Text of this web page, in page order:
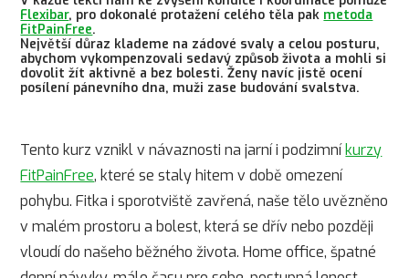
Flexibar, pro dokonalé protažení celého těla pak metoda
FitPainFree.
Největší důraz klademe na zádové svaly a celou posturu,
abychom vykompenzovali sedavý způsob života a mohli si
dovolit žít aktivně a bez bolesti. Ženy navíc jistě ocení
posílení pánevního dna, muži zase budování svalstva.
Tento kurz vznikl v návaznosti na jarní i podzimníkurzy
FitPainFree, které se staly hitem v době omezení
pohybu. Fitka i sporotviště zavřená, naše tělo uvězněno
v malém prostoru a bolest, která se dřív nebo později
vloudí do našeho běžného života. Home office, špatné